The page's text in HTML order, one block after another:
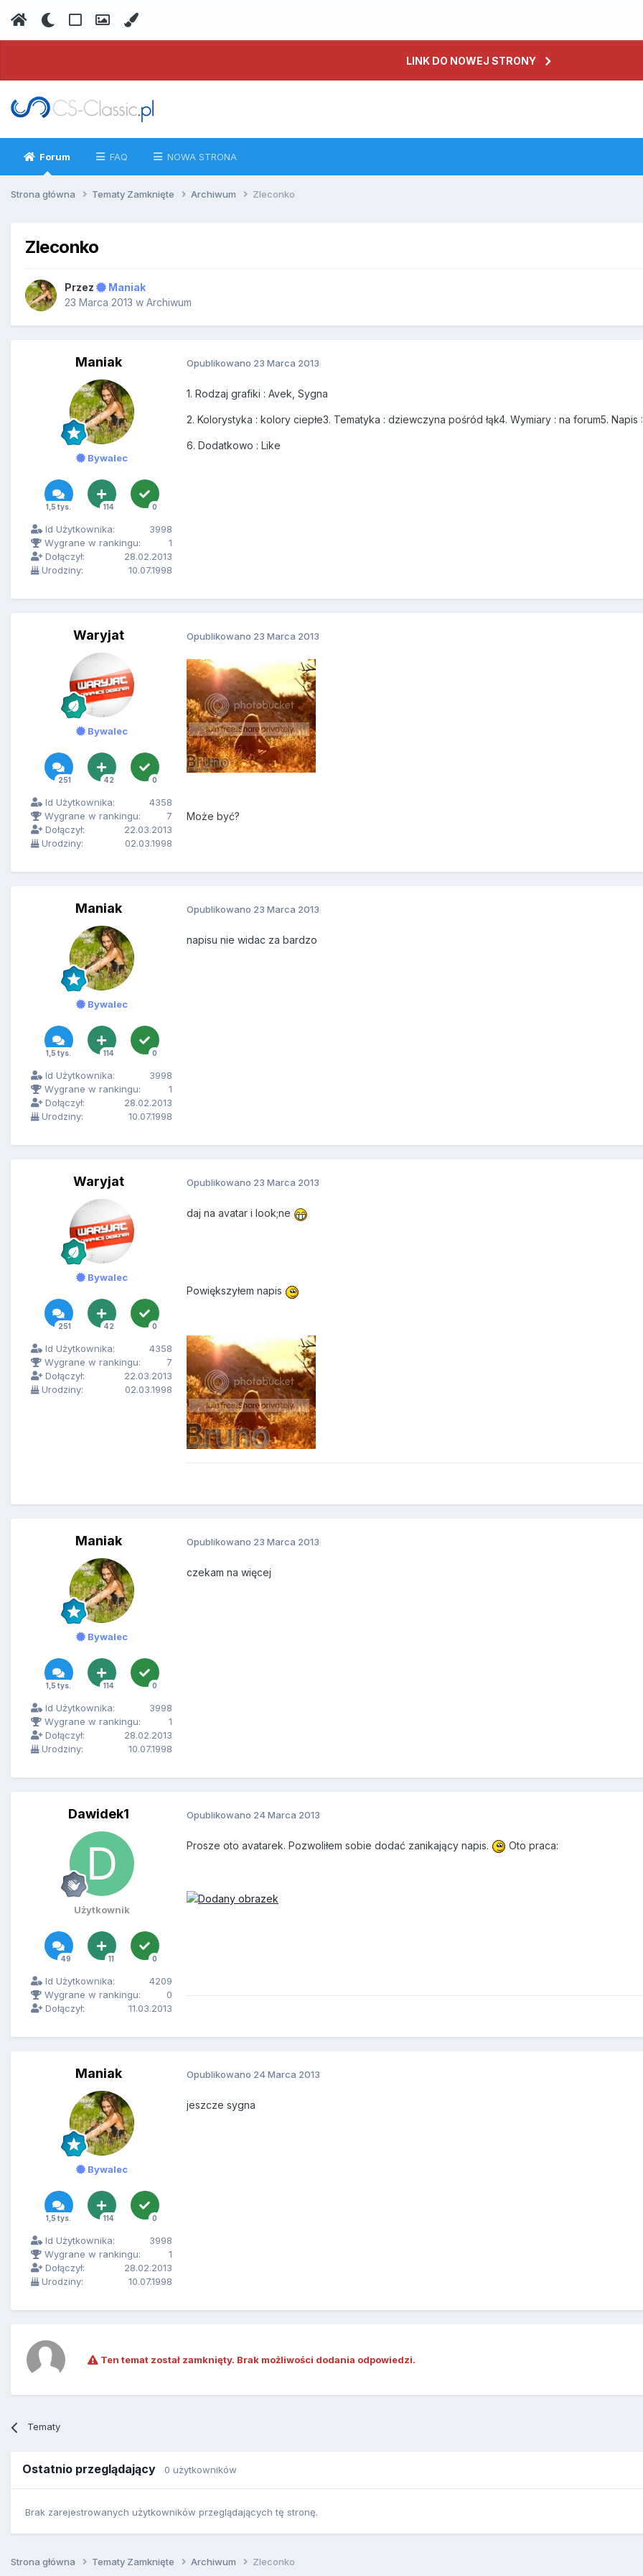
LINK DO NOWEJ STRONY
Forum FAQ NOWA STRONA
Strona główna Tematy Zamknięte Archiwum Zleconko
Zleconko
Przez
Maniak
23 Marca 2013 w Archiwum
Maniak
Bywalec
1,5 tys. 114 0
Id Użytkownika:
3998
Wygrane w rankingu:
1
Dołączył:
28.02.2013
Urodziny:
10.07.1998
Opublikowano 23 Marca 2013
1. Rodzaj grafiki : Avek, Sygna
2. Kolorystyka : kolory ciepłe3. Tematyka : dziewczyna pośród łąk4. Wymiary : na forum5. Napis
6. Dodatkowo : Like
Waryjat
Bywalec
251 42 0
Id Użytkownika:
4358
Wygrane w rankingu:
7
Dołączył:
22.03.2013
Urodziny:
02.03.1998
Opublikowano 23 Marca 2013
Może być?
Maniak
Bywalec
1,5 tys. 114 0
Id Użytkownika:
3998
Wygrane w rankingu:
1
Dołączył:
28.02.2013
Urodziny:
10.07.1998
Opublikowano 23 Marca 2013
napisu nie widac za bardzo
Waryjat
Bywalec
251 42 0
Id Użytkownika:
4358
Wygrane w rankingu:
7
Dołączył:
22.03.2013
Urodziny:
02.03.1998
Opublikowano 23 Marca 2013
daj na avatar i look;ne
Powiększyłem napis
Maniak
Bywalec
1,5 tys. 114 0
Id Użytkownika:
3998
Wygrane w rankingu:
1
Dołączył:
28.02.2013
Urodziny:
10.07.1998
Opublikowano 23 Marca 2013
czekam na więcej
Dawidek1
Użytkownik
49 11 0
Id Użytkownika:
4209
Wygrane w rankingu:
0
Dołączył:
11.03.2013
Opublikowano 24 Marca 2013
Prosze oto avatarek. Pozwoliłem sobie dodać zanikający napis. Oto praca:
Maniak
Bywalec
1,5 tys. 114 0
Id Użytkownika:
3998
Wygrane w rankingu:
1
Dołączył:
28.02.2013
Urodziny:
10.07.1998
Opublikowano 24 Marca 2013
jeszcze sygna
Ten temat został zamknięty. Brak możliwości dodania odpowiedzi.
Tematy
Ostatnio przeglądający 0 użytkowników
Brak zarejestrowanych użytkowników przeglądających tę stronę.
Strona główna Tematy Zamknięte Archiwum Zleconko